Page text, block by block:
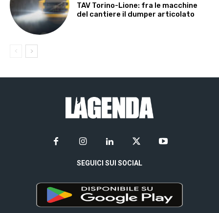
TAV Torino-Lione: fra le macchine
del cantiere il dumper articolato
SEGUICI SUI SOCIAL